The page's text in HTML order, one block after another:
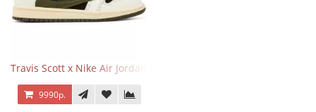
Travis Scott x Nike Air Jordan 1 Retro Low OG SP Olive
9990р.